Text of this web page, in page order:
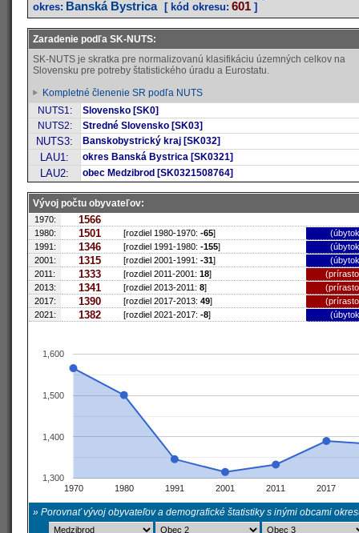
okres: Banská Bystrica [ kód okresu: 601 ]
Zaradenie podľa SK-NUTS:
SK-NUTS je skratka pre normalizovanú klasifikáciu územných celkov na
Slovensku pre potreby štatistického úradu a Eurostatu.
Kompletné členenie SR podľa NUTS
NUTS1:
Slovensko [SK0]
NUTS2:
Stredné Slovensko [SK03]
NUTS3: Banskobystrický kraj [SK032]
LAU1: okres Banská Bystrica [SK0321]
LAU2: obec Medzibrod [SK0321508764]
Vývoj počtu obyvateľov:
1970: 1566
1980: 1501 [rozdiel 1980-1970: -65]
1991:
1346 [rozdiel 1991-1980: -155]
2001:
1315 [rozdiel 2001-1991: -31]
2011:
1333 [rozdiel 2011-2001: 18]
2013:
1341 [rozdiel 2013-2011: 8]
2017:
1390 [rozdiel 2017-2013: 49]
2021:
1382 [rozdiel 2021-2017: -8]
1970 1980 1991 2001 2011 2017
1,300
1,400
1,500
1,600
» Porovnať vývoj obyvateľov a demografické štatistiky s inými obcami